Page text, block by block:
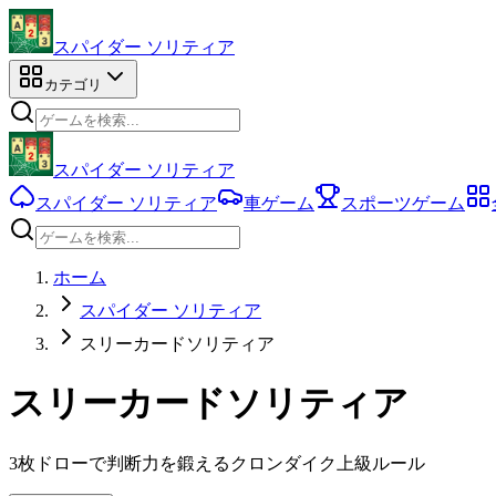
スパイダー ソリティア
カテゴリ
スパイダー ソリティア
スパイダー ソリティア
車ゲーム スポーツゲーム
ホーム
スパイダー ソリティア
スリーカードソリティア
スリーカードソリティア
3枚ドローで判断力を鍛えるクロンダイク上級ルール